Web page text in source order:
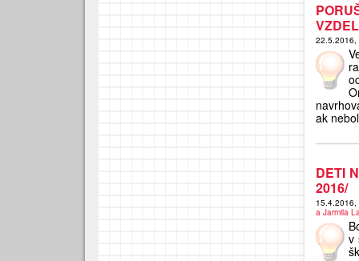
22.5.2016,
ak
DETI
2016/
15.4.2016,
a Jarmila
v